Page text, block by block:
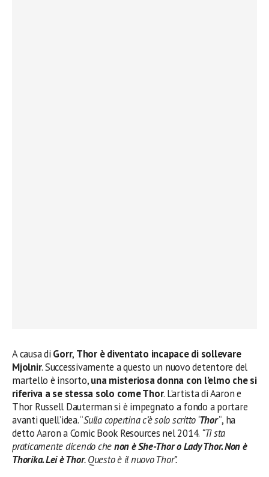
A causa di Gorr, Thor è diventato incapace di sollevare
Mjolnir. Successivamente a questo un nuovo detentore del
martello è insorto,una misteriosa donna con l’elmo che si
riferiva a se stessa solo come Thor. L’artista di Aaron e
Thor Russell Dauterman si è impegnato a fondo a portare
avanti quell’idea. “Sulla copertina c’è solo scritto ‘Thor‘“, ha
detto Aaron a Comic Book Resources nel 2014. “Ti sta
praticamente dicendo chenon è She-Thor o Lady Thor. Non è
Thorika. Lei è Thor. Questo è il nuovo Thor”.